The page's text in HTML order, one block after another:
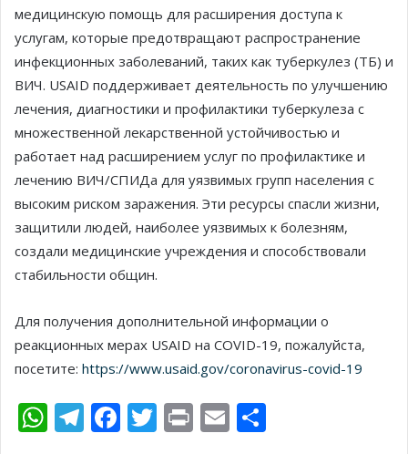
медицинскую помощь для расширения доступа к
услугам, которые предотвращают распространение
инфекционных заболеваний, таких как туберкулез (ТБ) и
ВИЧ. USAID поддерживает деятельность по улучшению
лечения, диагностики и профилактики туберкулеза с
множественной лекарственной устойчивостью и
работает над расширением услуг по профилактике и
лечению ВИЧ/СПИДа для уязвимых групп населения с
высоким риском заражения. Эти ресурсы спасли жизни,
защитили людей, наиболее уязвимых к болезням,
создали медицинские учреждения и способствовали
стабильности общин.
Для получения дополнительной информации о
реакционных мерах USAID на COVID-19, пожалуйста,
посетите: https://www.usaid.gov/coronavirus-covid-19
W T F T Pr E